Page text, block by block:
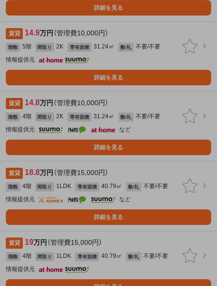
詳細を見る
賃貸 14.9万円 （管理費10,000円）
階数 5階 間取り 2K 専有面積 31.24㎡ 敷/礼
不要/不要
情報提供元
詳細を見る
賃貸 14.8万円 （管理費10,000円）
階数 4階 間取り 2K 専有面積 31.24㎡ 敷/礼
不要/不要
情報提供元
など
詳細を見る
賃貸 18.8万円 （管理費15,000円）
階数 4階 間取り 1LDK 専有面積 40.79㎡ 敷/礼
不要/不要
情報提供元
など
詳細を見る
賃貸 19万円 （管理費15,000円）
階数 4階 間取り 1LDK 専有面積 40.79㎡ 敷/礼
不要/不要
情報提供元